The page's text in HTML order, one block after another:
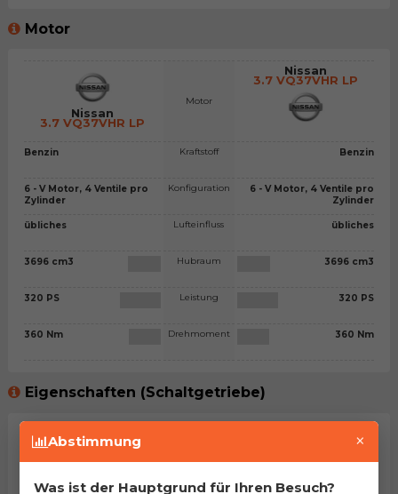
Motor
Nissan
3.7 VQ37VHR LP
Benzin
6 - V Motor, 4 Ventile pro
Zylinder
übliches
3696 cm3
320 PS
360 Nm
Motor
Kraftstoff
Konfiguration
Lufteinfluss
Hubraum
Leistung
Drehmoment
Nissan
3.7 VQ37VHR LP
Benzin
6 - V Motor, 4 Ventile pro
Zylinder
übliches
3696 cm3
320 PS
360 Nm
Eigenschaften (Schaltgetriebe)
Abstimmung ×
Was ist der Hauptgrund für Ihren Besuch?